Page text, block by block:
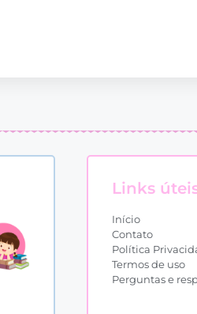
Links
Início
Contato
Política
Termos de uso
Perguntas e